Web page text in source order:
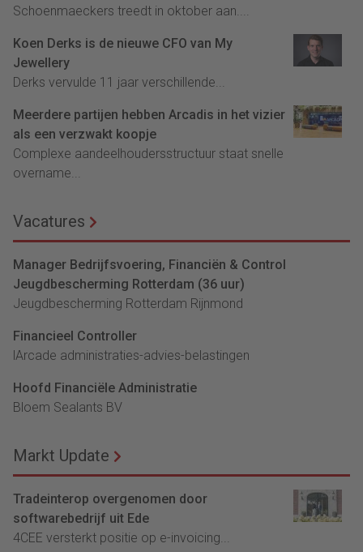
Schoenmaeckers treedt in oktober aan....
Koen Derks is de nieuwe CFO van My
Jewellery
Derks vervulde 11 jaar verschillende...
Meerdere partijen hebben Arcadis in het vizier
als een verzwakt koopje
Complexe aandeelhoudersstructuur staat snelle
overname...
Vacatures
Manager Bedrijfsvoering, Financiën & Control
Jeugdbescherming Rotterdam (36 uur)
Jeugdbescherming Rotterdam Rijnmond
Financieel Controller
lArcade administraties-advies-belastingen
Hoofd Financiële Administratie
Bloem Sealants BV
Markt Update
Tradeinterop overgenomen door
softwarebedrijf uit Ede
4CEE versterkt positie op e-invoicing...